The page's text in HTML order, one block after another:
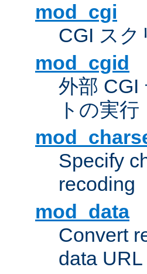
mod_cgi
CGI スク
mod_cgid
外部 CGI
トの実行
Specify
recoding
mod_data
Convert
data URL